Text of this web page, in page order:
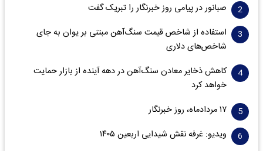
صبانور در پیامی روز خبرنگار را تبریک گفت
استفاده از شاخص قیمت سنگ‌آهن مبتنی بر یوان به جای
شاخص‌های دلاری
کاهش ذخایر معادن سنگ‌آهن در دهه آینده از بازار حمایت
خواهد کرد
۱۷ مردادماه، روز خبرنگار
ویدیو: غرفه نقش شیدایی اربعین ۱۴۰۵